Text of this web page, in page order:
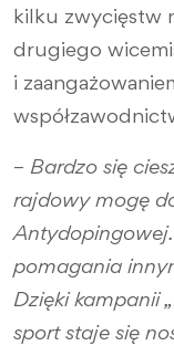
kilku zwycięstw
drugiego
i
– Bardzo się
rajdowy mogę
pomagania
Dzięki kampanii
sport staje się